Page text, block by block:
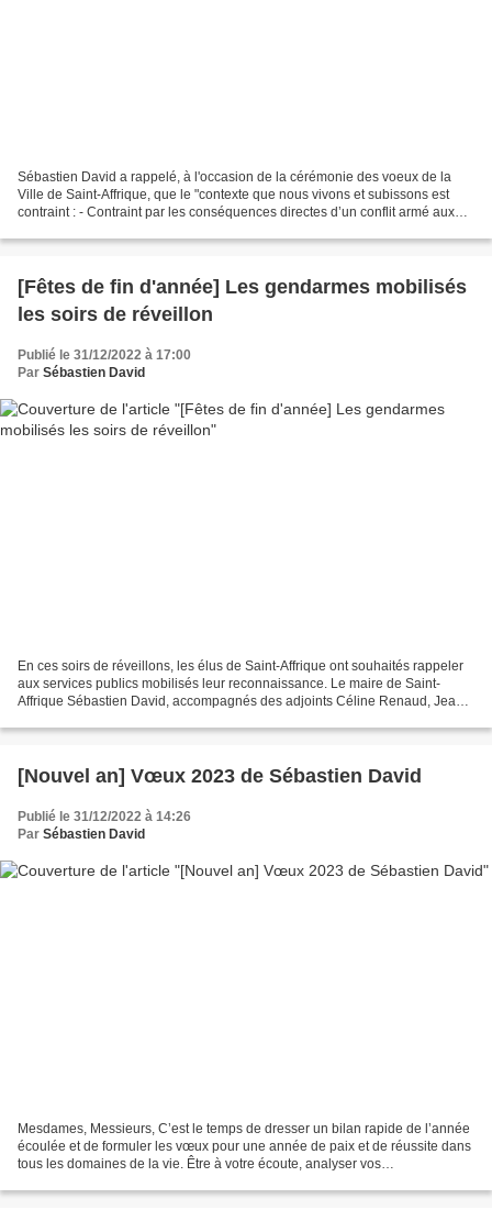
Sébastien David a rappelé, à l'occasion de la cérémonie des voeux de la
Ville de Saint-Affrique, que le "contexte que nous vivons et subissons est
contraint : - Contraint par les conséquences directes d’un conflit armé aux
[Fêtes de fin d'année] Les gendarmes mobilisés
les soirs de réveillon
Publié le 31/12/2022 à 17:00
Par Sébastien David
En ces soirs de réveillons, les élus de Saint-Affrique ont souhaités rappeler
aux services publics mobilisés leur reconnaissance. Le maire de Saint-
Affrique Sébastien David, accompagnés des adjoints Céline Renaud, Jean-
[Nouvel an] Vœux 2023 de Sébastien David
Publié le 31/12/2022 à 14:26
Par Sébastien David
Mesdames, Messieurs, C’est le temps de dresser un bilan rapide de l’année
écoulée et de formuler les vœux pour une année de paix et de réussite dans
tous les domaines de la vie. Être à votre écoute, analyser vos